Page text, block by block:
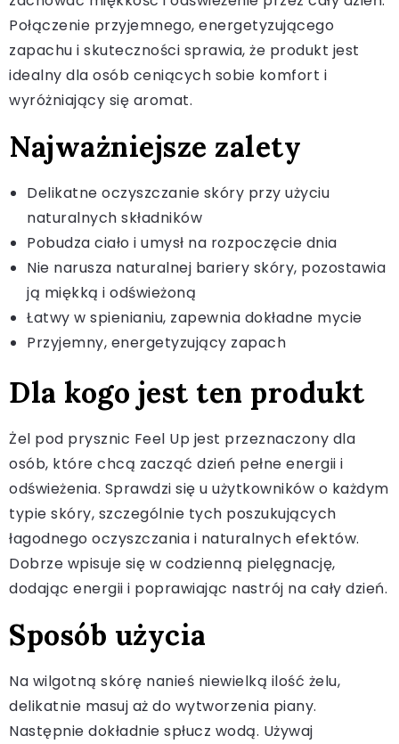
Połączenie przyjemnego, energetyzującego
zapachu i skuteczności sprawia, że produkt jest
idealny dla osób ceniących sobie komfort i
wyróżniający się aromat.
Najważniejsze zalety
Delikatne oczyszczanie skóry przy użyciu
naturalnych składników
Pobudza ciało i umysł na rozpoczęcie dnia
Nie narusza naturalnej bariery skóry, pozostawia
ją miękką i odświeżoną
Łatwy w spienianiu, zapewnia dokładne mycie
Przyjemny, energetyzujący zapach
Dla kogo jest ten produkt
Żel pod prysznic Feel Up jest przeznaczony dla
osób, które chcą zacząć dzień pełne energii i
odświeżenia. Sprawdzi się u użytkowników o każdym
typie skóry, szczególnie tych poszukujących
łagodnego oczyszczania i naturalnych efektów.
Dobrze wpisuje się w codzienną pielęgnację,
dodając energii i poprawiając nastrój na cały dzień.
Sposób użycia
Na wilgotną skórę nanieś niewielką ilość żelu,
delikatnie masuj aż do wytworzenia piany.
Następnie dokładnie spłucz wodą. Używaj